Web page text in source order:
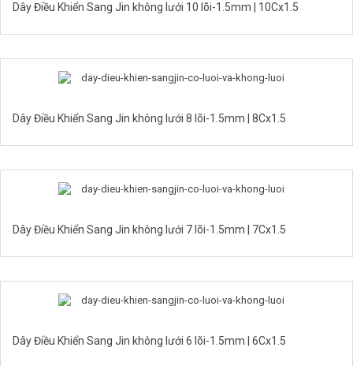
Dây Điều Khiển Sang Jin không lưới 10 lõi-1.5mm | 10Cx1.5
Dây Điều Khiển Sang Jin không lưới 8 lõi-1.5mm | 8Cx1.5
Dây Điều Khiển Sang Jin không lưới 7 lõi-1.5mm | 7Cx1.5
Dây Điều Khiển Sang Jin không lưới 6 lõi-1.5mm | 6Cx1.5